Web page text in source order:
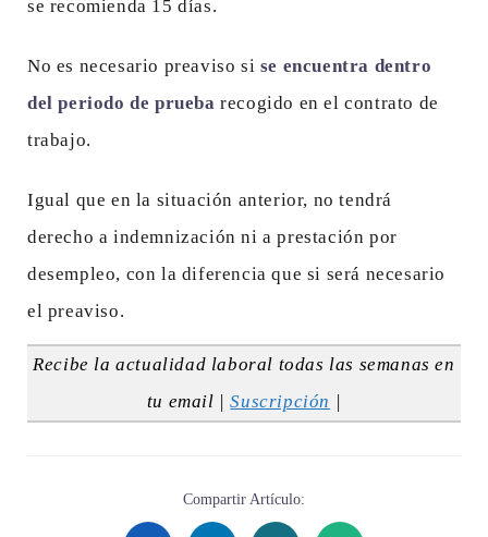
se recomienda 15 días.
No es necesario preaviso si se encuentra dentro
del periodo de prueba recogido en el contrato de
trabajo.
Igual que en la situación anterior, no tendrá
derecho a indemnización ni a prestación por
desempleo, con la diferencia que si será necesario
el preaviso.
Recibe la actualidad laboral todas las semanas en
tu email |Suscripción |
Compartir Artículo: